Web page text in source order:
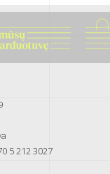
5 212 3027